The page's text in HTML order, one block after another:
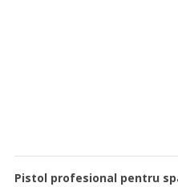
Pistol profesional pentru